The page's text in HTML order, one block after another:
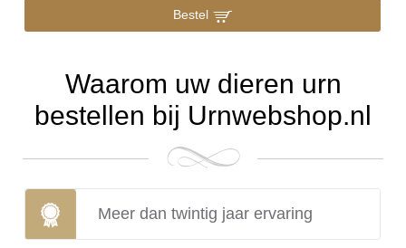
Bestel
Waarom uw dieren urn
bestellen bij Urnwebshop.nl
Meer dan twintig jaar ervaring